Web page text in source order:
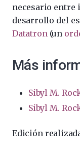
necesario entre
desarrollo del
Datatron (un
Más
Sibyl M.
Sibyl M.
Edición